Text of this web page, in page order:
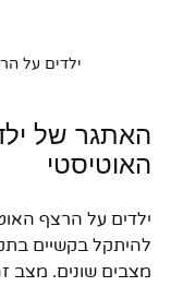
ילדים על
האתגר של
האוטיסטי
להיתקל בקשיים
מצבים שונים. מצב